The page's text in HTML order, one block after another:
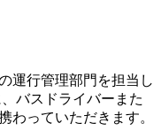
運行管理部門を担当し
バスドライバーまた
わっていただきます。